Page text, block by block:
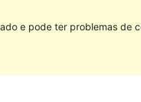
e pode ter problemas de